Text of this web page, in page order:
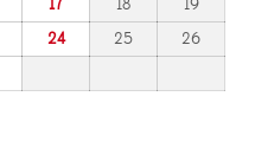
17 18
19
24 25
26